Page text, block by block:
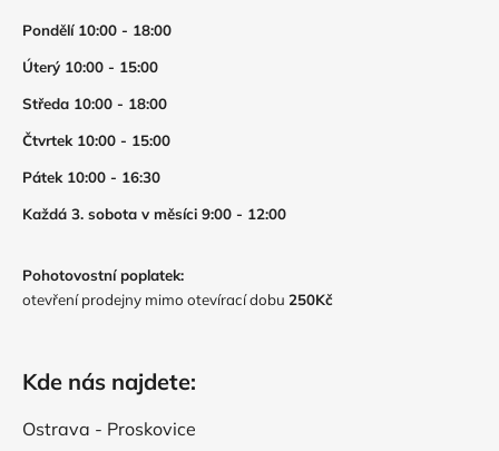
Pondělí 10:00 - 18:00
Úterý 10:00 - 15:00
Středa 10:00 - 18:00
Čtvrtek 10:00 - 15:00
Pátek 10:00 - 16:30
Každá 3. sobota v měsíci 9:00 - 12:00
Pohotovostní poplatek:
otevření prodejny mimo otevírací dobu 250Kč
Kde nás najdete:
Ostrava - Proskovice